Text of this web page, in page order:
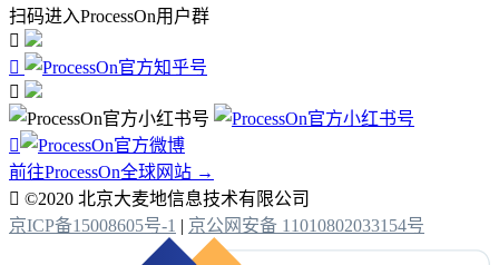
扫码进入ProcessOn用户群




前往ProcessOn全球网站 →
 ©2020 北京大麦地信息技术有限公司
京ICP备15008605号-1 | 京公网安备 11010802033154号